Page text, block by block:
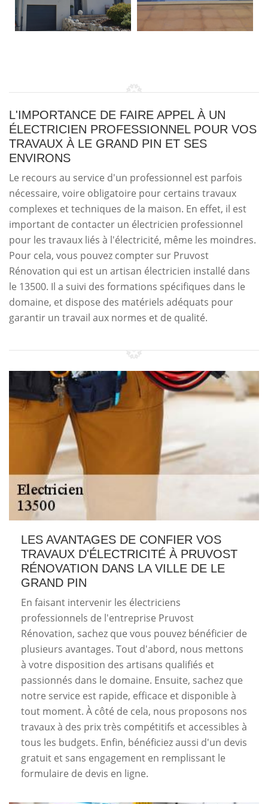
L'IMPORTANCE DE FAIRE APPEL À UN
ÉLECTRICIEN PROFESSIONNEL POUR VOS
TRAVAUX À LE GRAND PIN ET SES
ENVIRONS
Le recours au service d'un professionnel est parfois
nécessaire, voire obligatoire pour certains travaux
complexes et techniques de la maison. En effet, il est
important de contacter un électricien professionnel
pour les travaux liés à l'électricité, même les moindres.
Pour cela, vous pouvez compter sur Pruvost
Rénovation qui est un artisan électricien installé dans
le 13500. Il a suivi des formations spécifiques dans le
domaine, et dispose des matériels adéquats pour
garantir un travail aux normes et de qualité.
LES AVANTAGES DE CONFIER VOS
TRAVAUX D'ÉLECTRICITÉ À PRUVOST
RÉNOVATION DANS LA VILLE DE LE
GRAND PIN
En faisant intervenir les électriciens
professionnels de l'entreprise Pruvost
Rénovation, sachez que vous pouvez bénéficier de
plusieurs avantages. Tout d'abord, nous mettons
à votre disposition des artisans qualifiés et
passionnés dans le domaine. Ensuite, sachez que
notre service est rapide, efficace et disponible à
tout moment. À côté de cela, nous proposons nos
travaux à des prix très compétitifs et accessibles à
tous les budgets. Enfin, bénéficiez aussi d'un devis
gratuit et sans engagement en remplissant le
formulaire de devis en ligne.